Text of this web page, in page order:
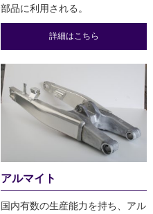
部品に利用される。
詳細はこちら
アルマイト
国内有数の生産能力を持ち、アル